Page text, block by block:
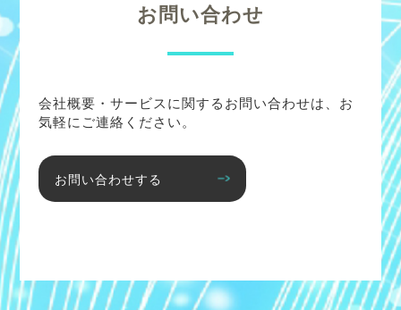
お問い合わせ
会社概要・サービスに関するお問い合わせは、お
気軽にご連絡ください。
お問い合わせする